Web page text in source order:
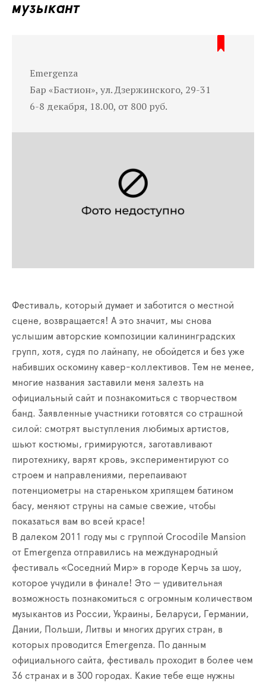
музыкант
Emergenza
Бар «Бастион», ул. Дзержинского, 29-31
6-8 декабря, 18.00, от 800 руб.
Фестиваль, который думает и заботится о местной
сцене, возвращается! А это значит, мы снова
услышим авторские композиции калининградских
групп, хотя, судя по лайнапу, не обойдется и без уже
набивших оскомину кавер-коллективов. Тем не менее,
многие названия заставили меня залезть на
официальный сайт и познакомиться с творчеством
банд. Заявленные участники готовятся со страшной
силой: смотрят выступления любимых артистов,
шьют костюмы, гримируются, заготавливают
пиротехнику, варят кровь, экспериментируют со
строем и направлениями, перепаивают
потенциометры на стареньком хрипящем батином
басу, меняют струны на самые свежие, чтобы
показаться вам во всей красе!
В далеком 2011 году мы с группой Crocodile Mansion
от Emergenza отправились на международный
фестиваль «Соседний Мир» в городе Керчь за шоу,
которое учудили в финале! Это — удивительная
возможность познакомиться с огромным количеством
музыкантов из России, Украины, Беларуси, Германии,
Дании, Польши, Литвы и многих других стран, в
которых проводится Emergenza. По данным
официального сайта, фестиваль проходит в более чем
36 странах и в 300 городах. Какие тебе еще нужны